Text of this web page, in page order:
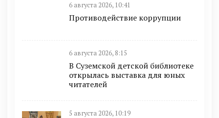
6 августа 2026, 10:41
Противодействие коррупции
6 августа 2026, 8:15
В Суземской детской библиотеке
открылась выставка для юных
читателей
5 августа 2026, 10:19